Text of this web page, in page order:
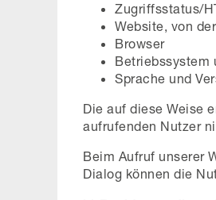
Zugriffsstatus/
Website, von
Browser
Betriebssystem
Sprache und
Die auf diese Weise
aufrufenden Nutzer
Beim Aufruf unserer
Dialog können die